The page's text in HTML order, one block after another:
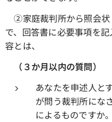
➁家庭裁判所から照会状
で、回答書に必要事項を
容とは、
（３か月以内の質問）
あなたを申述人と
が問う裁判所にな
によるものですか。